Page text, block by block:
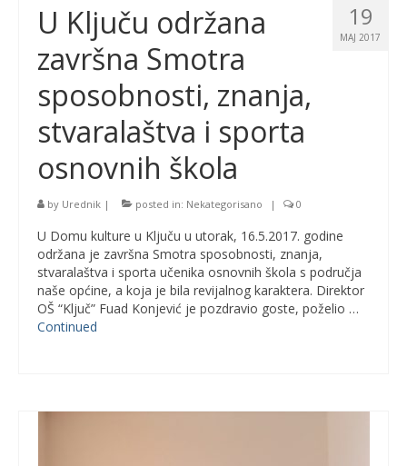
19
MAJ 2017
U Ključu održana
završna Smotra
sposobnosti, znanja,
stvaralaštva i sporta
osnovnih škola
by Urednik | posted in: Nekategorisano | 0
U Domu kulture u Ključu u utorak, 16.5.2017. godine
održana je završna Smotra sposobnosti, znanja,
stvaralaštva i sporta učenika osnovnih škola s područja
naše općine, a koja je bila revijalnog karaktera. Direktor
OŠ “Ključ” Fuad Konjević je pozdravio goste, poželio …
Continued